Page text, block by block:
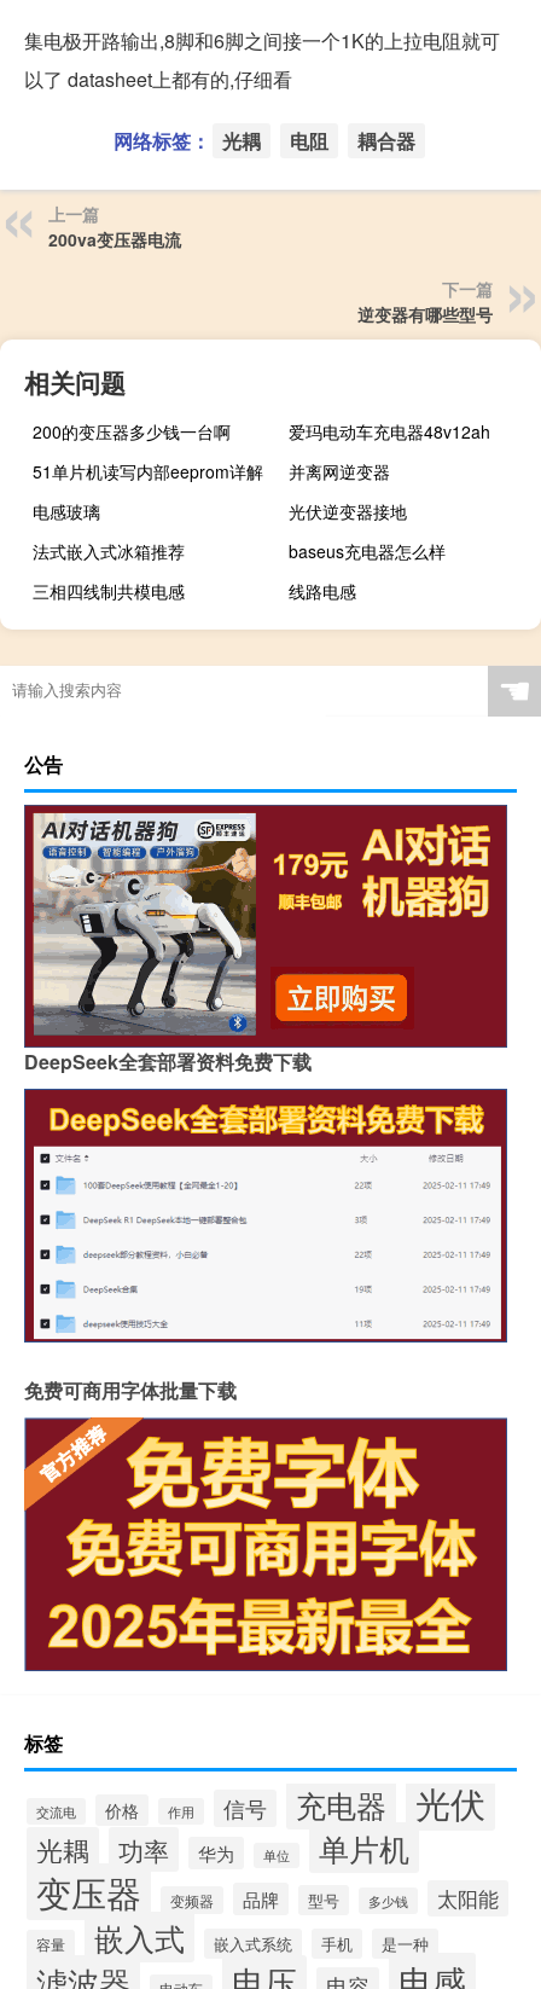
集电极开路输出,8脚和6脚之间接一个1K的上拉电阻就可
以了 datasheet上都有的,仔细看
网络标签： 光耦 电阻 耦合器
上一篇
200va变压器电流
下一篇
逆变器有哪些型号
相关问题
200的变压器多少钱一台啊
爱玛电动车充电器48v12ah
51单片机读写内部eeprom详解
并离网逆变器
电感玻璃
光伏逆变器接地
法式嵌入式冰箱推荐
baseus充电器怎么样
三相四线制共模电感
线路电感
☚
公告
DeepSeek全套部署资料免费下载
免费可商用字体批量下载
标签
交流电 价格 作用 信号 充电器 光伏
光耦 功率 华为 单位 单片机
变压器 变频器 品牌 型号 多少钱 太阳能
容量 嵌入式 嵌入式系统 手机 是一种